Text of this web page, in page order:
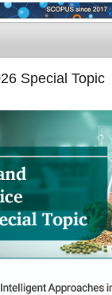
T
o
g
l
e
v
i
g
t
기구로부
이재호1,윤종
saved in your
latest files. As a
properly.
the website,
Special Topic